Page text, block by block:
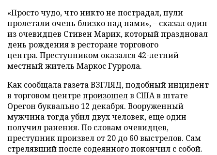
«Просто чудо, что никто не пострадал, пули
пролетали очень близко над нами», – сказал один
из очевидцев Стивен Марик, который праздновал
день рождения в ресторане торгового
центра. Преступником оказался 42-летний
местный житель Маркос Гуррола.
Как сообщала газета ВЗГЛЯД, подобный инцидент
в торговом центре произошелв США в штате
Орегон буквально 12 декабря. Вооруженный
мужчина тогда убил двух человек, еще один
получил ранения. По словам очевидцев,
преступник произвел от 20 до 60 выстрелов. Сам
стрелявший после содеянного покончил с собой.